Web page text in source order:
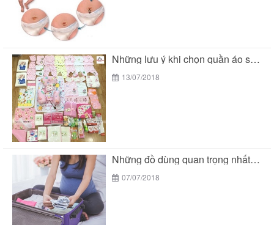
Những lưu ý khi chọn quần áo sơ sinh...
13/07/2018
Những đồ dùng quan trọng nhất trong giỏ đồ...
07/07/2018